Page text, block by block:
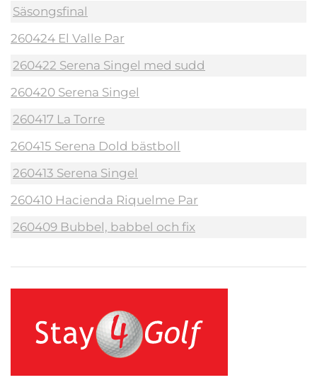
Säsongsfinal
260424 El Valle Par
260422 Serena Singel med sudd
260420 Serena Singel
260417 La Torre
260415 Serena Dold bästboll
260413 Serena Singel
260410 Hacienda Riquelme Par
260409 Bubbel, babbel och fix